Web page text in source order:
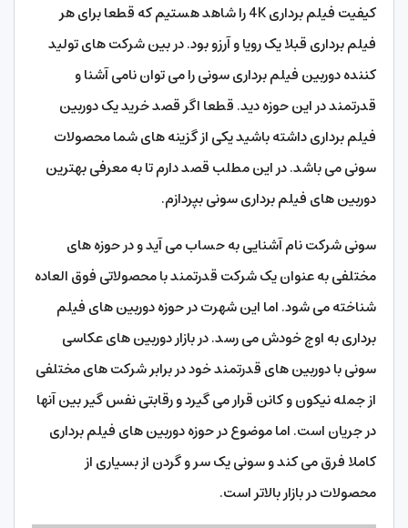
کیفیت فیلم برداری 4K را شاهد هستیم که قطعا برای هر
فیلم برداری قبلا یک رویا و آرزو بود. در بین شرکت های تولید
کننده دوربین فیلم برداری سونی را می توان نامی آشنا و
قدرتمند در این حوزه دید. قطعا اگر قصد خرید یک دوربین
فیلم برداری داشته باشید یکی از گزینه های شما محصولات
سونی می باشد. در این مطلب قصد دارم تا به معرفی بهترین
دوربین های فیلم برداری سونی بپردازم.
سونی شرکت نام آشنایی به حساب می آید و در حوزه های
مختلفی به عنوان یک شرکت قدرتمند با محصولاتی فوق العاده
شناخته می شود. اما این شهرت در حوزه دوربین های فیلم
برداری به اوج خودش می رسد. در بازار دوربین های عکاسی
سونی با دوربین های قدرتمند خود در برابر شرکت های مختلفی
از جمله نیکون و کانن قرار می گیرد و رقابتی نفس گیر بین آنها
در جریان است. اما موضوع در حوزه دوربین های فیلم برداری
کاملا فرق می کند و سونی یک سر و گردن از بسیاری از
محصولات در بازار بالاتر است.